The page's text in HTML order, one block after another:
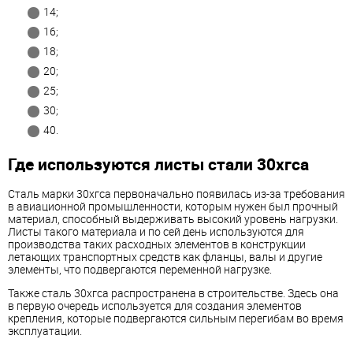
14;
16;
18;
20;
25;
30;
40.
Где используются листы стали 30хгса
Сталь марки 30хгса первоначально появилась из-за требования
в авиационной промышленности, которым нужен был прочный
материал, способный выдерживать высокий уровень нагрузки.
Листы такого материала и по сей день используются для
производства таких расходных элементов в конструкции
летающих транспортных средств как фланцы, валы и другие
элементы, что подвергаются переменной нагрузке.
Также сталь 30хгса распространена в строительстве. Здесь она
в первую очередь используется для создания элементов
крепления, которые подвергаются сильным перегибам во время
эксплуатации.